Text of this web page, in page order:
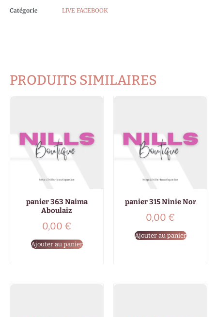
Catégorie LIVE FACEBOOK
PRODUITS SIMILAIRES
panier 363 Naima
Aboulaiz
0,00 €
Ajouter au panier
panier 315 Ninie Nor
0,00 €
Ajouter au panier